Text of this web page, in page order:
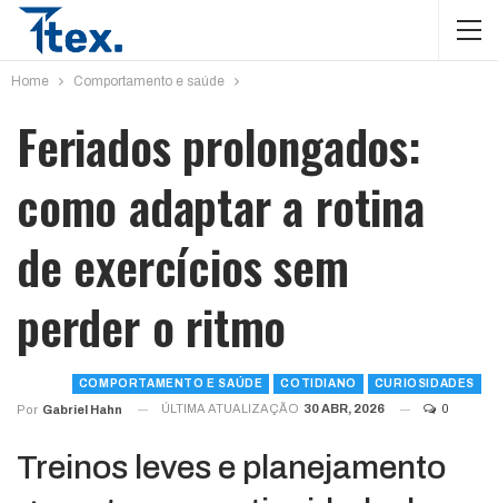
Home Comportamento e saúde
Feriados prolongados:
como adaptar a rotina
de exercícios sem
perder o ritmo
COMPORTAMENTO E SAÚDE COTIDIANO CURIOSIDADES
Por Gabriel Hahn ÚLTIMA ATUALIZAÇÃO 30 ABR, 2026 0
Treinos leves e planejamento